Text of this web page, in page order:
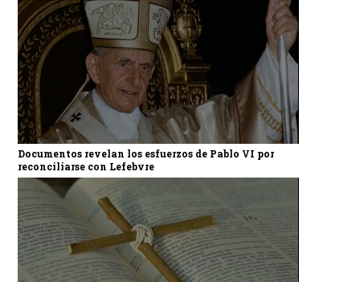
Documentos revelan los esfuerzos de Pablo VI por
reconciliarse con Lefebvre